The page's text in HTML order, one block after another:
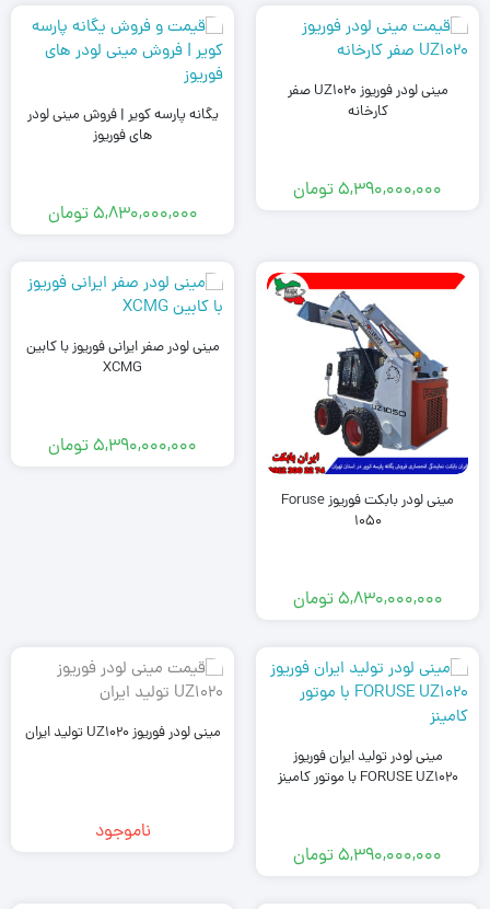
مینی لودر فوریوز UZ1020 صفر
کارخانه
5,390,000,000تومان
یگانه پارسه کویر | فروش مینی لودر
های فوریوز
5,830,000,000تومان
مینی لودر بابکت فوریوز Foruse
1050
5,830,000,000تومان
مینی لودر صفر ایرانی فوریوز با کابین
XCMG
5,390,000,000تومان
مینی لودر تولید ایران فوریوز
FORUSE UZ1020 با موتور کامینز
5,390,000,000تومان
مینی لودر فوریوز UZ1020 تولید ایران
ناموجود